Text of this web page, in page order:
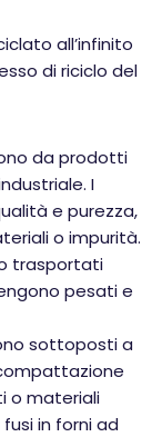
all’infinito
di riciclo del
da prodotti
I
e purezza,
o impurità.
trasportati
pesati e
sottoposti a
o materiali
in forni ad